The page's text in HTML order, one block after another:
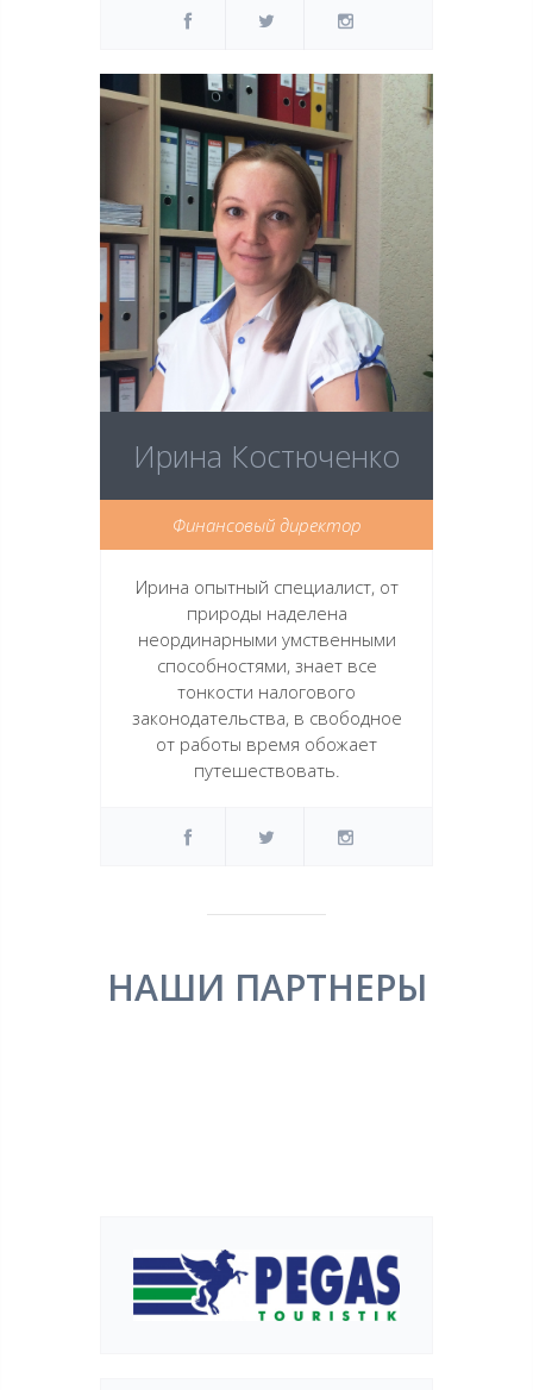
Ирина Костюченко
Финансовый директор
Ирина опытный специалист, от
природы наделена
неординарными умственными
способностями, знает все
тонкости налогового
законодательства, в свободное
от работы время обожает
путешествовать.
НАШИ ПАРТНЕРЫ